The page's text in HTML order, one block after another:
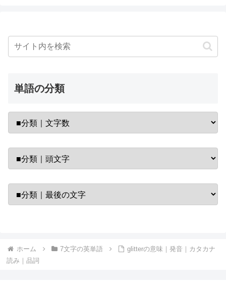
単語の分類
ホーム 7文字の英単語
glitterの意味｜発音｜カタカナ
読み｜品詞